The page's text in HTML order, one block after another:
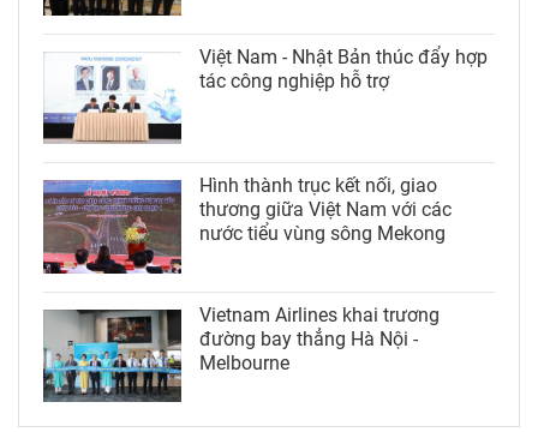
Việt Nam - Nhật Bản thúc đẩy hợp
tác công nghiệp hỗ trợ
Hình thành trục kết nối, giao
thương giữa Việt Nam với các
nước tiểu vùng sông Mekong
Vietnam Airlines khai trương
đường bay thẳng Hà Nội -
Melbourne